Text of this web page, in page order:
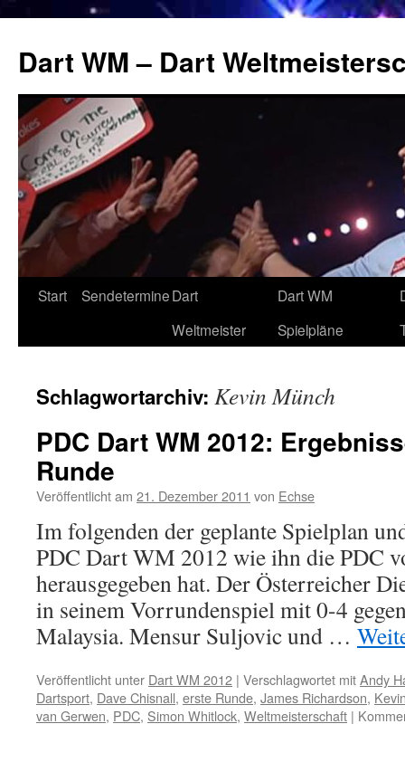
springen
Dart WM – Dart
Start SendetermineDart
Weltmeister
Dart WM
Spielpläne
Schlagwortarchiv: Kevin Münch
PDC Dart WM 2012:
Runde
Veröffentlicht am 21. Dezember 2011 von Echse
Im folgenden der geplante Spielplan
PDC Dart WM 2012 wie ihn die PDC
herausgegeben hat. Der Österreicher
in seinem Vorrundenspiel mit 0-4
Malaysia. Mensur Suljovic und …
Veröffentlicht unter Dart WM 2012 | Verschlagwortet mitAndy
Dartsport, Dave Chisnall, erste Runde, James Richardson,
van Gerwen, PDC, Simon Whitlock, Weltmeisterschaft |